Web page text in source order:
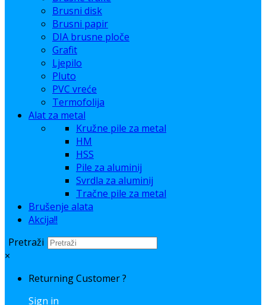
Brusni disk
Brusni papir
DIA brusne ploče
Grafit
Ljepilo
Pluto
PVC vreće
Termofolija
Alat za metal
Kružne pile za metal
HM
HSS
Pile za aluminij
Svrdla za aluminij
Tračne pile za metal
Brušenje alata
Akcija!!
Pretraži
×
Returning Customer ?
Sign in